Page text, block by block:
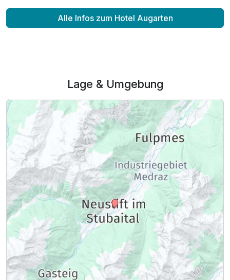
Alle Infos zum Hotel Augarten
Lage & Umgebung